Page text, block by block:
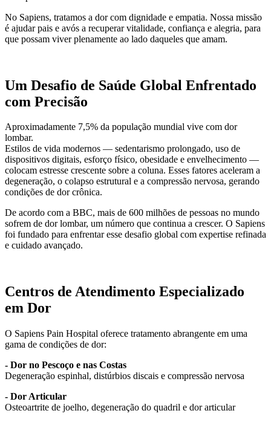
No Sapiens, tratamos a dor com dignidade e empatia. Nossa missão
é ajudar pais e avós a recuperar vitalidade, confiança e alegria, para
que possam viver plenamente ao lado daqueles que amam.
Um Desafio de Saúde Global Enfrentado
com Precisão
Aproximadamente 7,5% da população mundial vive com dor
lombar.
Estilos de vida modernos — sedentarismo prolongado, uso de
dispositivos digitais, esforço físico, obesidade e envelhecimento —
colocam estresse crescente sobre a coluna. Esses fatores aceleram a
degeneração, o colapso estrutural e a compressão nervosa, gerando
condições de dor crônica.
De acordo com a BBC, mais de 600 milhões de pessoas no mundo
sofrem de dor lombar, um número que continua a crescer. O Sapiens
foi fundado para enfrentar esse desafio global com expertise refinada
e cuidado avançado.
Centros de Atendimento Especializado
em Dor
O Sapiens Pain Hospital oferece tratamento abrangente em uma
gama de condições de dor:
- Dor no Pescoço e nas Costas
Degeneração espinhal, distúrbios discais e compressão nervosa
- Dor Articular
Osteoartrite de joelho, degeneração do quadril e dor articular